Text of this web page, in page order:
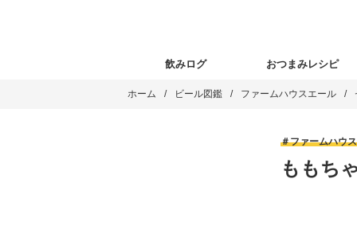
飲みログ おつまみレシピ
ホーム ビール図鑑 ファームハウスエール
ファームハウ
ももち